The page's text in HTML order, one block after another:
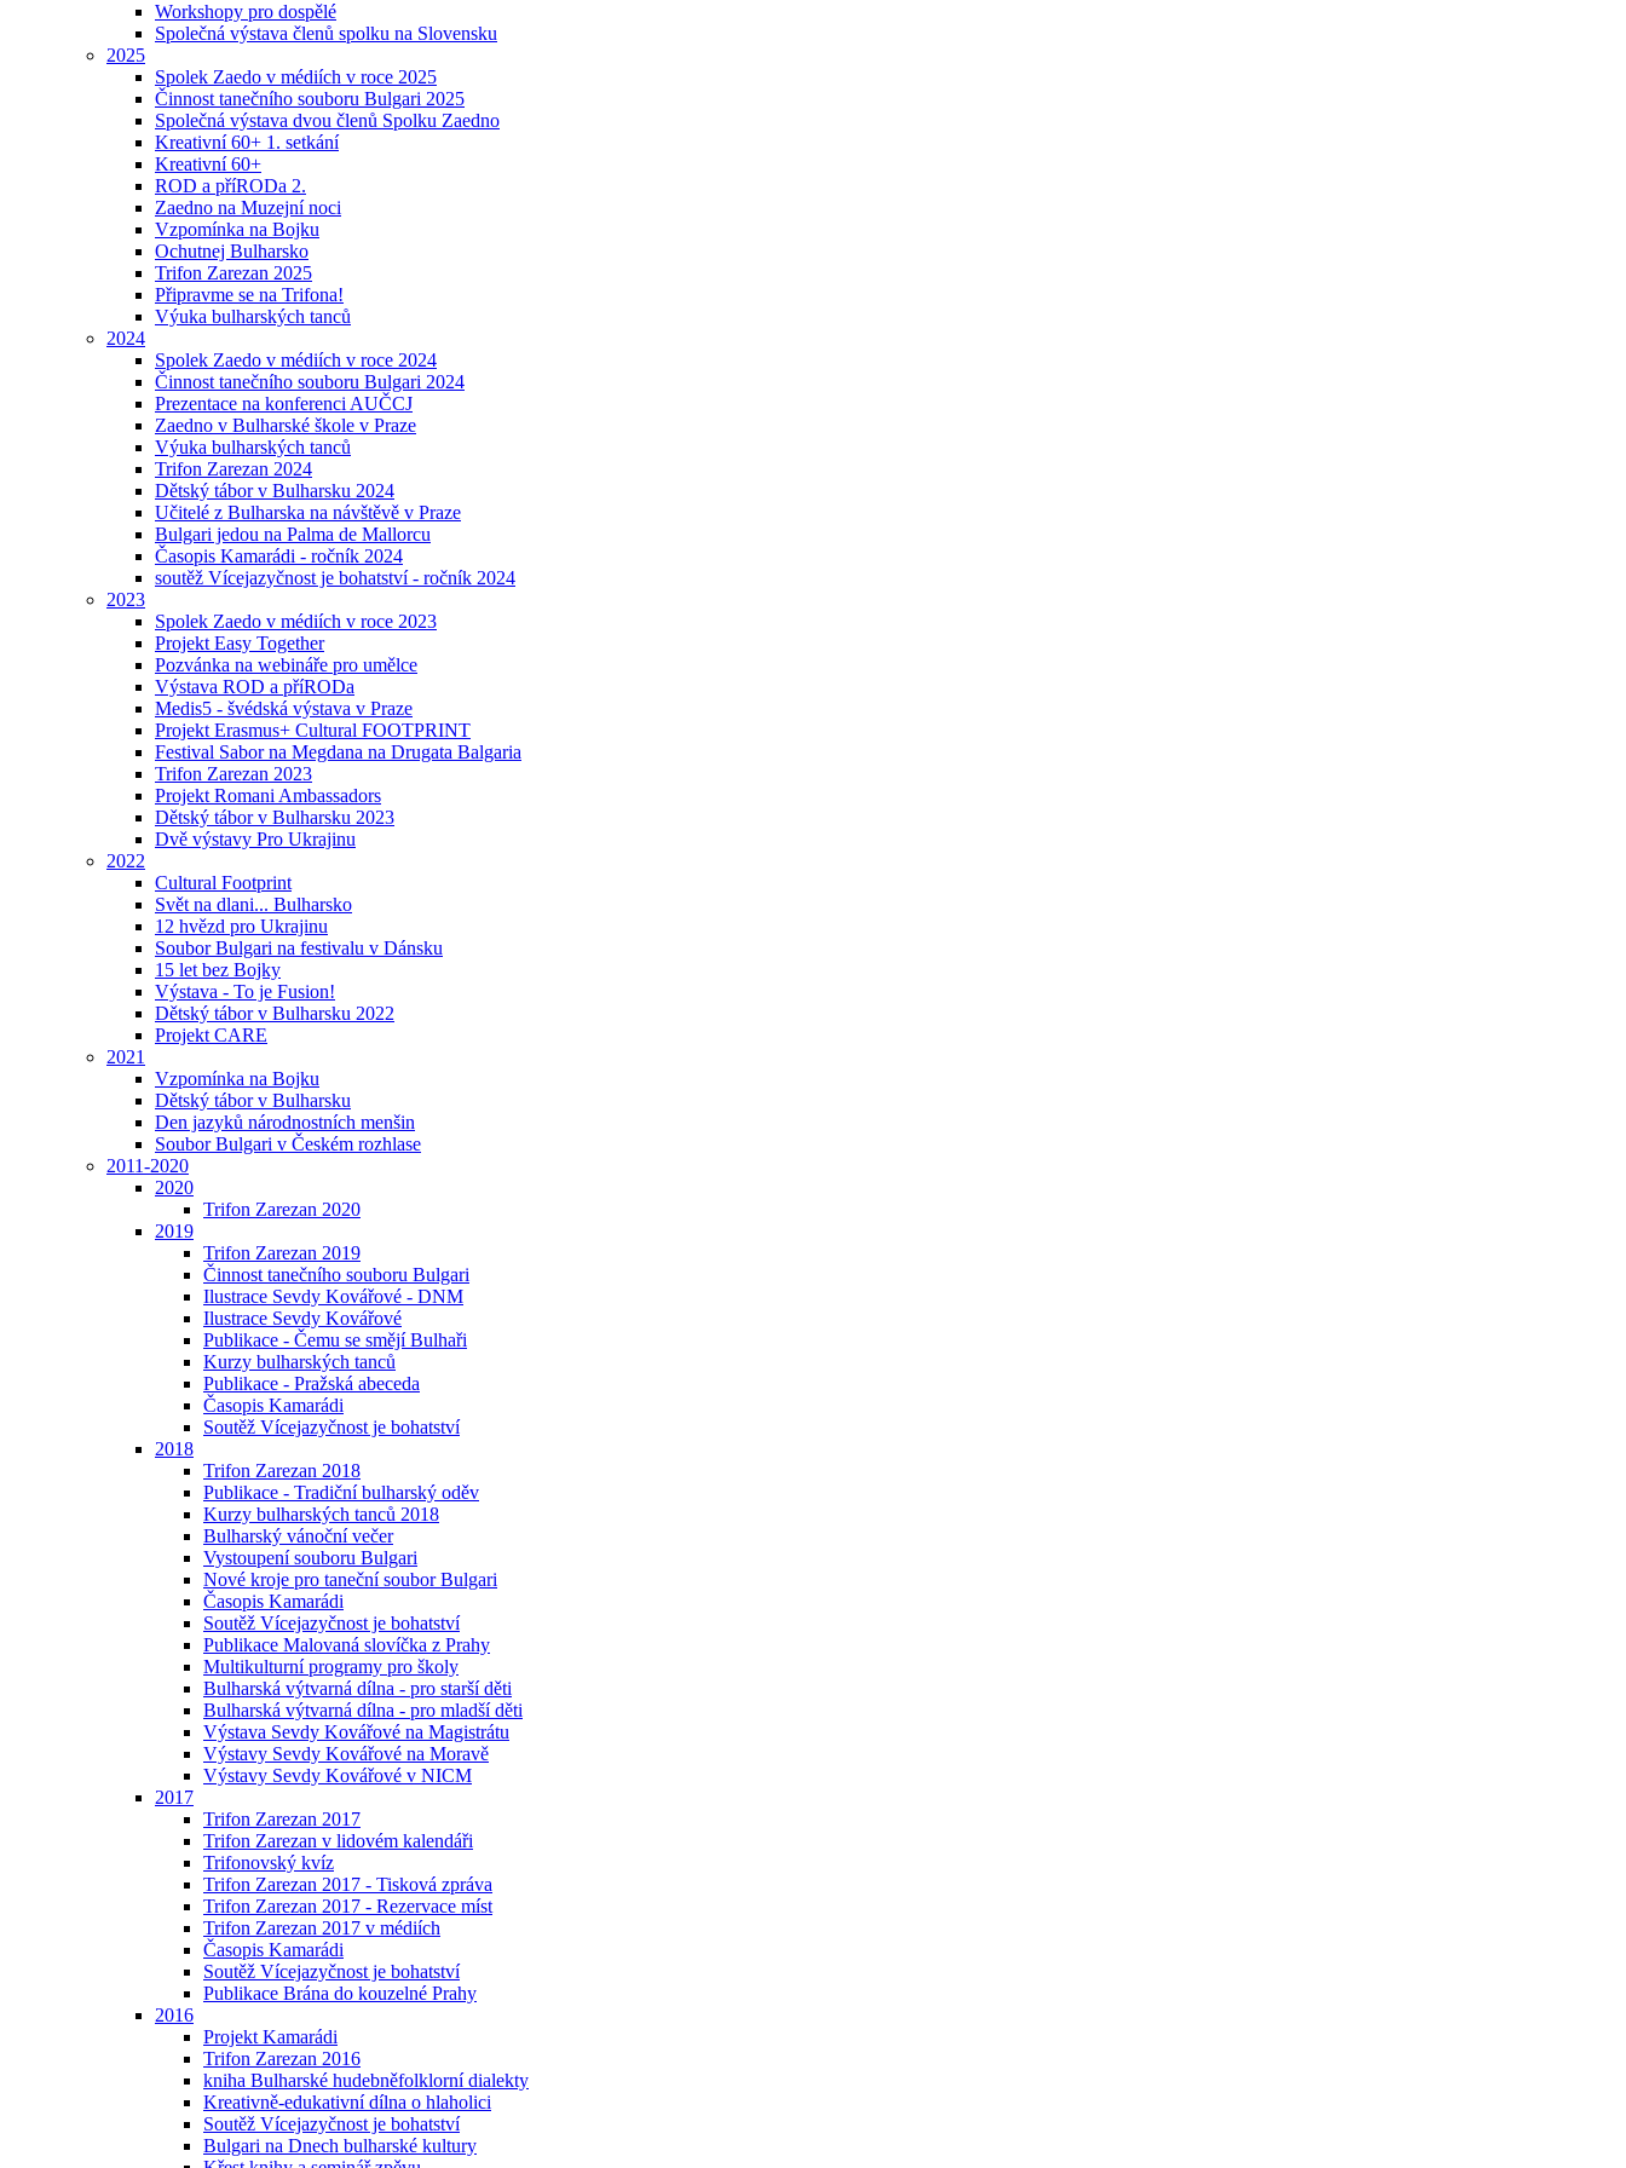
Workshopy pro dospělé
Společná výstava členů spolku na Slovensku
2025
Spolek Zaedo v médiích v roce 2025
Činnost tanečního souboru Bulgari 2025
Společná výstava dvou členů Spolku Zaedno
Kreativní 60+ 1. setkání
Kreativní 60+
ROD a příRODa 2.
Zaedno na Muzejní noci
Vzpomínka na Bojku
Ochutnej Bulharsko
Trifon Zarezan 2025
Připravme se na Trifona!
Výuka bulharských tanců
2024
Spolek Zaedo v médiích v roce 2024
Činnost tanečního souboru Bulgari 2024
Prezentace na konferenci AUČCJ
Zaedno v Bulharské škole v Praze
Výuka bulharských tanců
Trifon Zarezan 2024
Dětský tábor v Bulharsku 2024
Učitelé z Bulharska na návštěvě v Praze
Bulgari jedou na Palma de Mallorcu
Časopis Kamarádi - ročník 2024
soutěž Vícejazyčnost je bohatství - ročník 2024
2023
Spolek Zaedo v médiích v roce 2023
Projekt Easy Together
Pozvánka na webináře pro umělce
Výstava ROD a příRODa
Medis5 - švédská výstava v Praze
Projekt Erasmus+ Cultural FOOTPRINT
Festival Sabor na Megdana na Drugata Balgaria
Trifon Zarezan 2023
Projekt Romani Ambassadors
Dětský tábor v Bulharsku 2023
Dvě výstavy Pro Ukrajinu
2022
Cultural Footprint
Svět na dlani... Bulharsko
12 hvězd pro Ukrajinu
Soubor Bulgari na festivalu v Dánsku
15 let bez Bojky
Výstava - To je Fusion!
Dětský tábor v Bulharsku 2022
Projekt CARE
2021
Vzpomínka na Bojku
Dětský tábor v Bulharsku
Den jazyků národnostních menšin
Soubor Bulgari v Českém rozhlase
2011-2020
2020
Trifon Zarezan 2020
2019
Trifon Zarezan 2019
Činnost tanečního souboru Bulgari
Ilustrace Sevdy Kovářové - DNM
Ilustrace Sevdy Kovářové
Publikace - Čemu se smějí Bulhaři
Kurzy bulharských tanců
Publikace - Pražská abeceda
Časopis Kamarádi
Soutěž Vícejazyčnost je bohatství
2018
Trifon Zarezan 2018
Publikace - Tradiční bulharský oděv
Kurzy bulharských tanců 2018
Bulharský vánoční večer
Vystoupení souboru Bulgari
Nové kroje pro taneční soubor Bulgari
Časopis Kamarádi
Soutěž Vícejazyčnost je bohatství
Publikace Malovaná slovíčka z Prahy
Multikulturní programy pro školy
Bulharská výtvarná dílna - pro starší děti
Bulharská výtvarná dílna - pro mladší děti
Výstava Sevdy Kovářové na Magistrátu
Výstavy Sevdy Kovářové na Moravě
Výstavy Sevdy Kovářové v NICM
2017
Trifon Zarezan 2017
Trifon Zarezan v lidovém kalendáři
Trifonovský kvíz
Trifon Zarezan 2017 - Tisková zpráva
Trifon Zarezan 2017 - Rezervace míst
Trifon Zarezan 2017 v médiích
Časopis Kamarádi
Soutěž Vícejazyčnost je bohatství
Publikace Brána do kouzelné Prahy
2016
Projekt Kamarádi
Trifon Zarezan 2016
kniha Bulharské hudebněfolklorní dialekty
Kreativně-edukativní dílna o hlaholici
Soutěž Vícejazyčnost je bohatství
Bulgari na Dnech bulharské kultury